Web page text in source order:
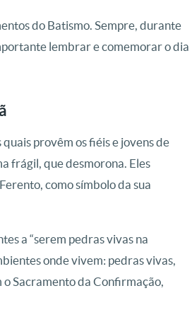
do Batismo. Sempre, durante
lembrar e comemorar o dia
provêm os fiéis e jovens de
frágil, que desmorona. Eles
como símbolo da sua
a “serem pedras vivas na
onde vivem: pedras vivas,
o Sacramento da Confirmação,